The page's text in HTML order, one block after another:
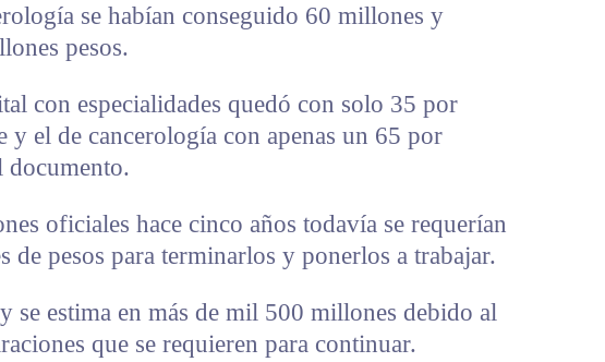
se habían conseguido 60 millones y
pesos.
con especialidades quedó con solo 35 por
y el de cancerología con apenas un 65 por
documento.
oficiales hace cinco años todavía se requerían
de pesos para terminarlos y ponerlos a trabajar.
se estima en más de mil 500 millones debido al
que se requieren para continuar.